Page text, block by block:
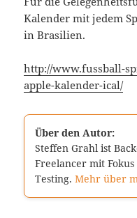
Kalender mit jedem
in Brasilien.
http://www.fussball-
apple-kalender-ical/
Über den Autor:
Steffen Grahl ist
Freelancer mit
Testing.Mehr über